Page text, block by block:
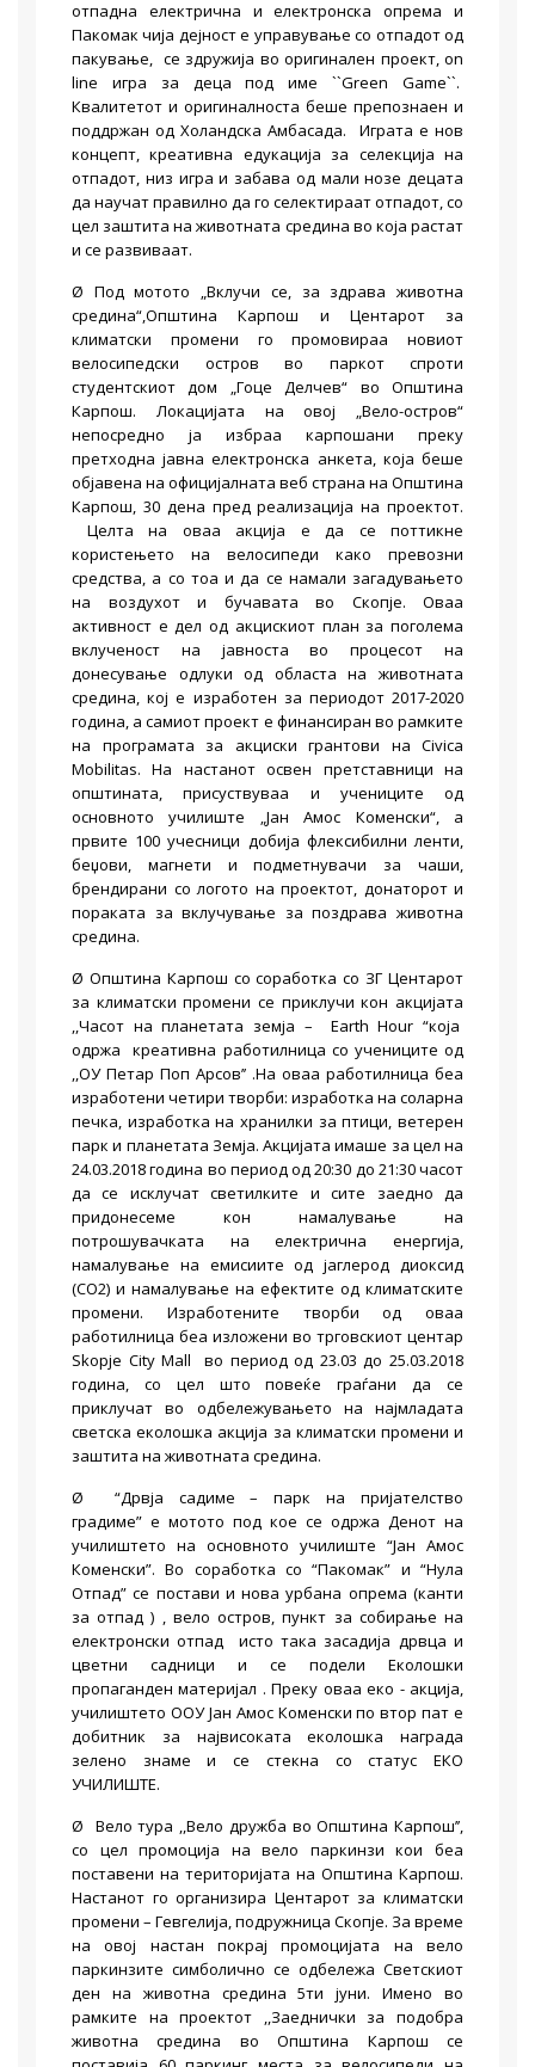
отпадна електрична и електронска опрема и
Пакомак чија дејност е управување со отпадот од
пакување, се здружија во оригинален проект, on
line игра за деца под име ``Green Game``.
Квалитетот и оригиналноста беше препознаен и
поддржан од Холандска Амбасада. Играта е нов
концепт, креативна едукација за селекција на
отпадот, низ игра и забава од мали нозе децата
да научат правилно да го селектираат отпадот, со
цел заштита на животната средина во која растат
и се развиваат.
Ø Под мотото „Вклучи се, за здрава животна
средина“,Општина Карпош и Центарот за
климатски промени го промовираа новиот
велосипедски остров во паркот спроти
студентскиот дом „Гоце Делчев“ во Општина
Карпош. Локацијата на овој „Вело-остров“
непосредно ја избраа карпошани преку
претходна јавна електронска анкета, која беше
објавена на официјалната веб страна на Општина
Карпош, 30 дена пред реализација на проектот.
Целта на оваа акција е да се поттикне
користењето на велосипеди како превозни
средства, а со тоа и да се намали загадувањето
на воздухот и бучавата во Скопје. Оваа
активност е дел од акцискиот план за поголема
вклученост на јавноста во процесот на
донесување одлуки од областа на животната
средина, кој е изработен за периодот 2017-2020
година, а самиот проект е финансиран во рамките
на програмата за акциски грантови на Civica
Mobilitas. На настанот освен претставници на
општината, присуствуваа и учениците од
основното училиште „Јан Амос Коменски“, а
првите 100 учесници добија флексибилни ленти,
беџови, магнети и подметнувачи за чаши,
брендирани со логото на проектот, донаторот и
пораката за вклучување за поздрава животна
средина.
Ø Општина Карпош со соработка со ЗГ Центарот
за климатски промени се приклучи кон акцијата
,,Часот на планетата земја – Earth Hour “која
одржа креативна работилница со учениците од
,,ОУ Петар Поп Арсов’’ .На оваа работилница беа
изработени четири творби: изработка на соларна
печка, изработка на хранилки за птици, ветерен
парк и планетата Земја. Акцијата имаше за цел на
24.03.2018 година во период од 20:30 до 21:30 часот
да се исклучат светилките и сите заедно да
придонесеме кон намалување на
потрошувачката на електрична енергија,
намалување на емисиите од јаглерод диоксид
(CO2) и намалување на ефектите од климатските
промени. Изработените творби од оваа
работилница беа изложени во трговскиот центар
Skopje City Mall во период од 23.03 до 25.03.2018
година, со цел што повеќе граѓани да се
приклучат во одбележувањето на најмладата
светска еколошка акција за климатски промени и
заштита на животната средина.
Ø “Дрвја садиме – парк на пријателство
градиме” е мотото под кое се одржа Денот на
училиштето на основното училиште “Јан Амос
Коменски”. Во соработка со “Пакомак” и “Нула
Отпад” се постави и нова урбана опрема (канти
за отпад ) , вело остров, пункт за собирање на
електронски отпад исто така засадија дрвца и
цветни садници и се подели Еколошки
пропаганден материјал . Преку оваа еко - акција,
училиштето ООУ Јан Амос Коменски по втор пат е
добитник за највисоката еколошка награда
зелено знаме и се стекна со статус ЕКО
УЧИЛИШТЕ.
Ø Вело тура ,,Вело дружба во Општина Карпош’’,
со цел промоција на вело паркинзи кои беа
поставени на територијата на Општина Карпош.
Настанот го организира Центарот за климатски
промени – Гевгелија, подружница Скопје. За време
на овој настан покрај промоцијата на вело
паркинзите симболично се одбележа Светскиот
ден на животна средина 5ти јуни. Имено во
рамките на проектот ,,Заеднички за подобра
животна средина во Општина Карпош се